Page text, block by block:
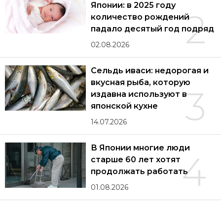
2
Японии: в 2025 году
количество рождений
падало десятый год подряд
02.08.2026
3
Сельдь иваси: недорогая и
вкусная рыба, которую
издавна используют в
японской кухне
14.07.2026
4
В Японии многие люди
старше 60 лет хотят
продолжать работать
01.08.2026